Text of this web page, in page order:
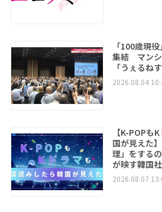
「100歳現
集結 マンシ
「うぇるね
2026.08.04
【K-POPも
国が見えた
理」をする
が映す韓国
2026.08.07